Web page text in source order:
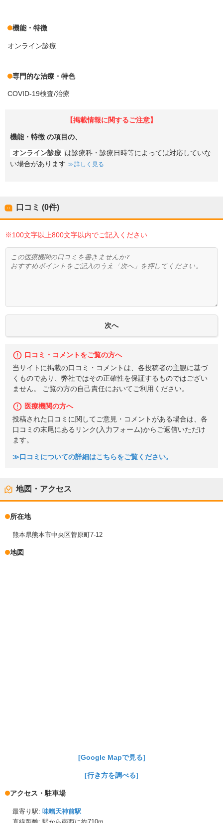
機能・特徴
オンライン診療
専門的な治療・特色
COVID-19検査/治療
【掲載情報に関するご注意】
機能・特徴 の項目の、
オンライン診療 は診療科・診療日時等によっては対応していな
い場合があります
詳しく見る
口コミ (0件)
※100文字以上800文字以内でご記入ください
口コミ・コメントをご覧の方へ
当サイトに掲載の口コミ・コメントは、各投稿者の主観に基づ
くものであり、弊社ではその正確性を保証するものではござい
ません。 ご覧の方の自己責任においてご利用ください。
医療機関の方へ
投稿された口コミに関してご意見・コメントがある場合は、各
口コミの末尾にあるリンク(入力フォーム)からご返信いただけ
ます。
≫口コミについての詳細はこちらをご覧ください。
地図・アクセス
所在地
熊本県熊本市中央区菅原町7-12
地図
[Google Mapで見る]
[行き方を調べる]
アクセス・駐車場
最寄り駅: 味噌天神前駅